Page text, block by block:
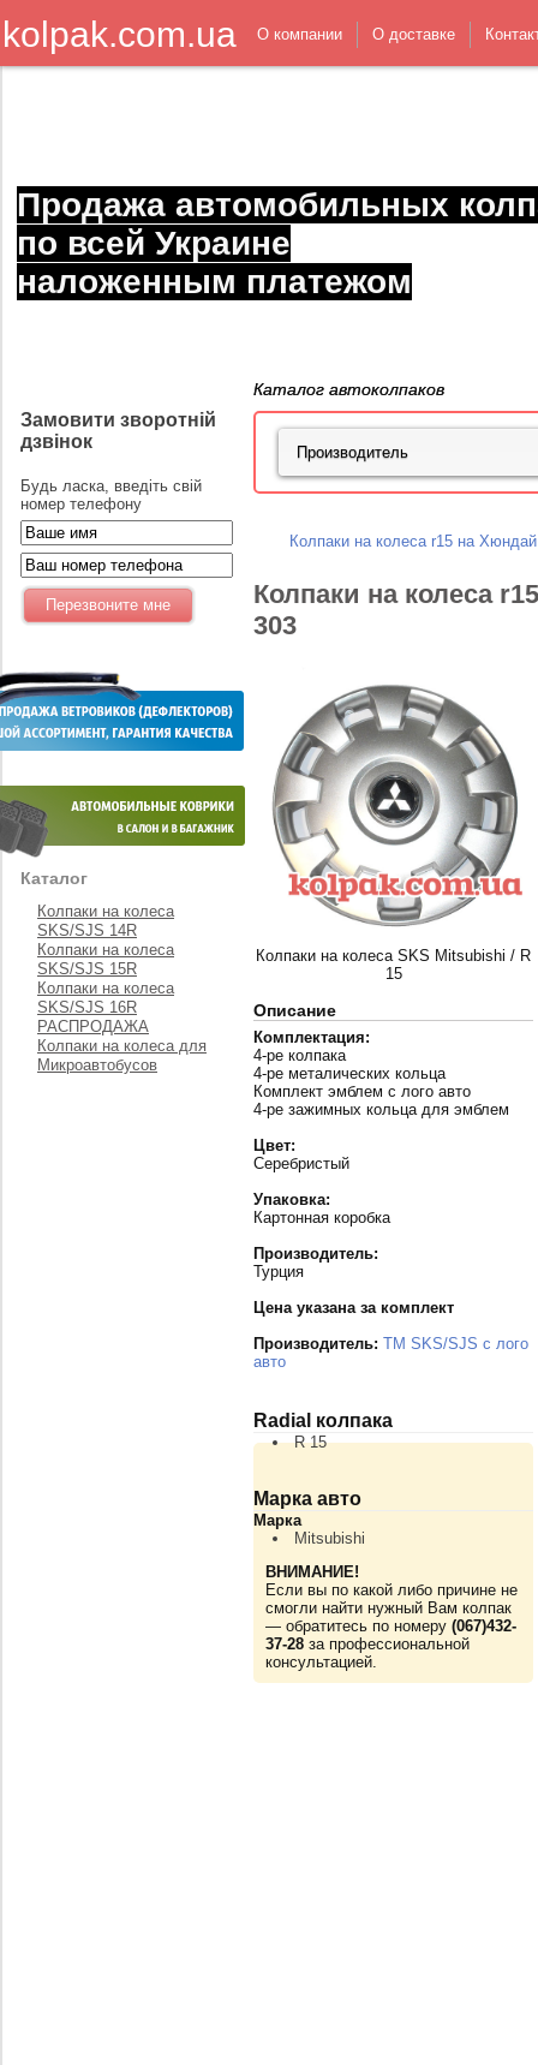
kolpak.com.ua О компании О доставке
Продажа автомобильных
по всей Украине
наложенным платежом
Замовити зворотній
дзвінок
Будь ласка, введіть свій
номер телефону
Каталог
Колпаки на колеса
SKS/SJS 14R
Колпаки на колеса
SKS/SJS 15R
Колпаки на колеса
SKS/SJS 16R
РАСПРОДАЖА
Колпаки на колеса для
Микроавтобусов
Каталог автоколпаков
Колпаки на колеса r15 на
Колпаки на колеса
303
Колпаки на колеса SKS Mitsubishi / R
15
Описание
Комплектация:
4-ре колпака
4-ре металических кольца
Комплект эмблем с лого авто
4-ре зажимных кольца для эмблем
Цвет:
Серебристый
Упаковка:
Картонная коробка
Производитель:
Турция
Цена указана за комплект
Производитель: TM SKS/SJS с лого
авто
Radial колпака
R 15
Марка авто
Марка
Mitsubishi
ВНИМАНИЕ!
Если вы по какой либо причине не
смогли найти нужный Вам колпак
— обратитесь по номеру (067)432-
37-28 за профессиональной
консультацией.